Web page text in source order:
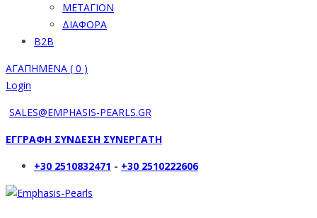
ΜΕΤΑΓΙΟΝ
ΔΙΑΦΟΡΑ
B2B
ΑΓΑΠΗΜΕΝΑ ( 0 )
Login
SALES@EMPHASIS-PEARLS.GR
ΕΓΓΡΑΦΗ ΣΥΝΔΕΣΗ ΣΥΝΕΡΓΑΤΗ
+30 2510832471 - +30 2510222606